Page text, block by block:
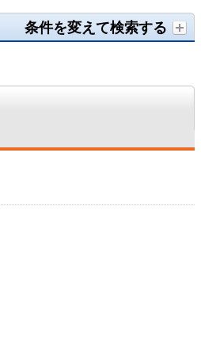
条件を変えて検索する